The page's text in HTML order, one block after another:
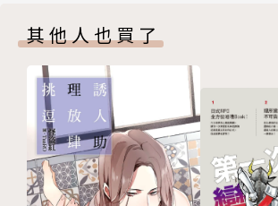
outro
版權頁
其他人也買了